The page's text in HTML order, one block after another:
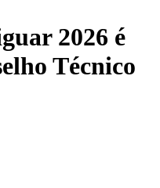
2026 é
Técnico